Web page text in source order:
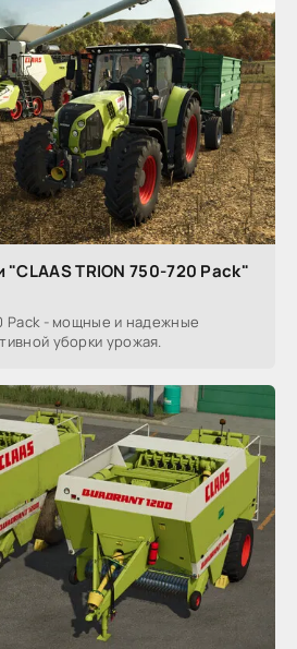
"CLAAS TRION 750-720 Pack"
Pack - мощные и надежные
уборки урожая.